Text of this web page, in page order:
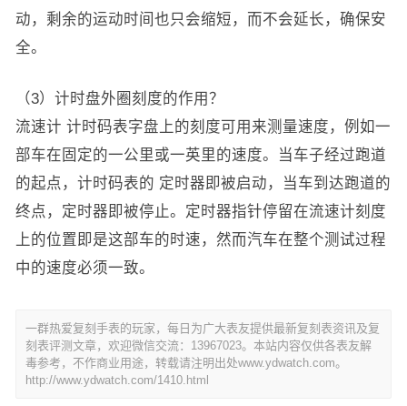
动，剩余的运动时间也只会缩短，而不会延长，确保安
全。
（3）计时盘外圈刻度的作用？
流速计 计时码表字盘上的刻度可用来测量速度，例如一
部车在固定的一公里或一英里的速度。当车子经过跑道
的起点，计时码表的 定时器即被启动，当车到达跑道的
终点，定时器即被停止。定时器指针停留在流速计刻度
上的位置即是这部车的时速，然而汽车在整个测试过程
中的速度必须一致。
一群热爱复刻手表的玩家，每日为广大表友提供最新复刻表资讯及复
刻表评测文章，欢迎微信交流：13967023。本站内容仅供各表友解
毒参考，不作商业用途，转载请注明出处www.ydwatch.com。
http://www.ydwatch.com/1410.html